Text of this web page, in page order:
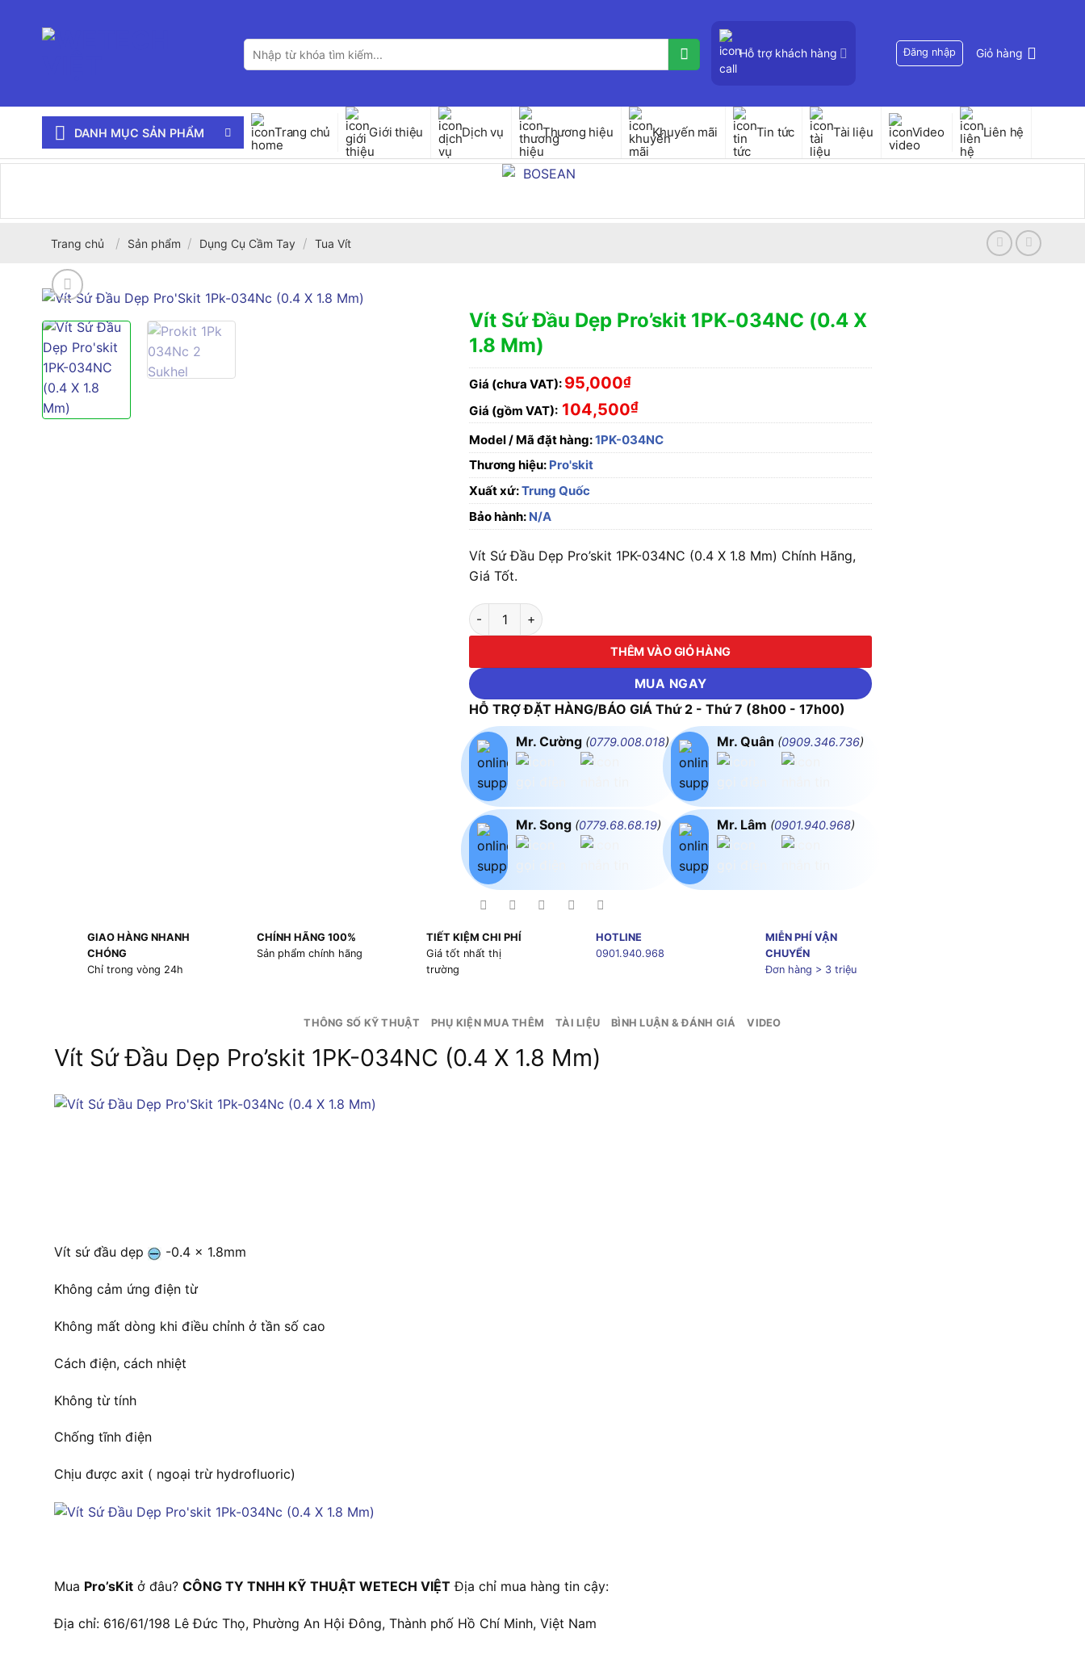
Tìm
kiếm:
Hỗ trợ khách hàng Đăng nhập Giỏ hàng
DANH MỤC SẢN PHẨM Trang chủ Giới thiệu Dịch vụ Thương hiệu Khuyến mãi Tin tức Tài liệu Video Liên hệ
Trang chủ / Sản phẩm / Dụng Cụ Cầm Tay / Tua Vít
Vít Sứ Đầu Dẹp Pro’skit 1PK-034NC (0.4 X
1.8 Mm)
Giá (chưa VAT): 95,000₫
Giá (gồm VAT): 104,500₫
Model / Mã đặt hàng:1PK-034NC
Thương hiệu: Pro'skit
Xuất xứ:Trung Quốc
Bảo hành: N/A
Vít Sứ Đầu Dẹp Pro’skit 1PK-034NC (0.4 X 1.8 Mm) Chính Hãng,
Giá Tốt.
Vít Sứ Đầu Dẹp Pro'skit 1PK-034NC (0.4 X 1.8 Mm) số lượng
THÊM VÀO GIỎ HÀNG
MUA NGAY
HỖ TRỢ ĐẶT HÀNG/BÁO GIÁ Thứ 2 - Thứ 7 (8h00 - 17h00)
Mr. Cường (0779.008.018)
Mr. Song (0779.68.68.19)
Mr. Quân (0909.346.736)
Mr. Lâm (0901.940.968)
GIAO HÀNG NHANH
CHÓNG
Chỉ trong vòng 24h
CHÍNH HÃNG 100%
Sản phẩm chính hãng
TIẾT KIỆM CHI PHÍ
Giá tốt nhất thị
trường
HOTLINE
0901.940.968
MIỄN PHÍ VẬN
CHUYỂN
Đơn hàng > 3 triệu
THÔNG SỐ KỸ THUẬT PHỤ KIỆN MUA THÊM TÀI LIỆU BÌNH LUẬN & ĐÁNH GIÁ VIDEO
Vít Sứ Đầu Dẹp Pro’skit 1PK-034NC (0.4 X 1.8 Mm)
Vít sứ đầu dẹp -0.4 x 1.8mm
Không cảm ứng điện từ
Không mất dòng khi điều chỉnh ở tần số cao
Cách điện, cách nhiệt
Không từ tính
Chống tĩnh điện
Chịu được axit ( ngoại trừ hydrofluoric)
Mua Pro’sKit ở đâu? CÔNG TY TNHH KỸ THUẬT WETECH VIỆT Địa chỉ mua hàng tin cậy:
Địa chỉ: 616/61/198 Lê Đức Thọ, Phường An Hội Đông, Thành phố Hồ Chí Minh, Việt Nam